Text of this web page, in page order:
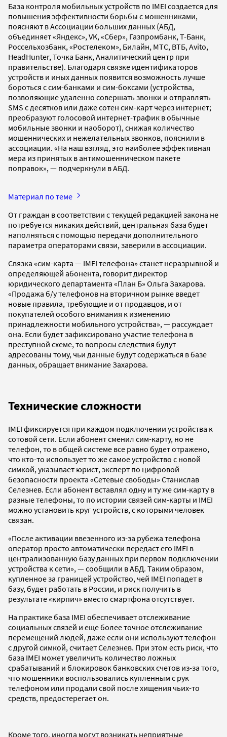
База контроля мобильных устройств по IMЕI создается для
повышения эффективности борьбы с мошенниками,
поясняют в Ассоциации больших данных (АБД,
объединяет «Яндекс», VK, «Сбер», Газпромбанк, Т-Банк,
Россельхозбанк, «Ростелеком», Билайн, МТС, ВТБ, Avito,
HeadHunter, Точка Банк, Аналитический центр при
правительстве). Благодаря связке идентификаторов
устройств и иных данных появится возможность лучше
бороться с сим-банками и сим-боксами (устройства,
позволяющие удаленно совершать звонки и отправлять
SMS с десятков или даже сотен сим-карт через интернет;
преобразуют голосовой интернет-трафик в обычные
мобильные звонки и наоборот), снижая количество
мошеннических и нежелательных звонков, пояснили в
ассоциации. «На наш взгляд, это наиболее эффективная
мера из принятых в антимошенническом пакете
поправок», — подчеркнули в АБД.
Материал по теме
От граждан в соответствии с текущей редакцией закона не
потребуется никаких действий, центральная база будет
наполняться с помощью передачи дополнительного
параметра операторами связи, заверили в ассоциации.
Связка «сим-карта — IMEI телефона» станет неразрывной и
определяющей абонента, говорит директор
юридического департамента «План Б» Ольга Захарова.
«Продажа б/у телефонов на вторичном рынке введет
новые правила, требующие и от продавцов, и от
покупателей особого внимания к изменению
принадлежности мобильного устройства», — рассуждает
она. Если будет зафиксировано участие телефона в
преступной схеме, то вопросы следствия будут
адресованы тому, чьи данные будут содержаться в базе
данных, обращает внимание Захарова.
Технические сложности
IMEI фиксируется при каждом подключении устройства к
сотовой сети. Если абонент сменил сим-карту, но не
телефон, то в общей системе все равно будет отражено,
что кто-то использует то же самое устройство с новой
симкой, указывает юрист, эксперт по цифровой
безопасности проекта «Сетевые свободы» Станислав
Селезнев. Если абонент вставлял одну и ту же сим-карту в
разные телефоны, то по истории связей сим-карты и IMEI
можно установить круг устройств, с которыми человек
связан.
«После активации ввезенного из-за рубежа телефона
оператор просто автоматически передаст его IMEI в
централизованную базу данных при первом подключении
устройства к сети», — сообщили в АБД. Таким образом,
купленное за границей устройство, чей IMEI попадет в
базу, будет работать в России, и риск получить в
результате «кирпич» вместо смартфона отсутствует.
На практике база IMEI обеспечивает отслеживание
социальных связей и еще более точное отслеживание
перемещений людей, даже если они используют телефон
с другой симкой, считает Селезнев. При этом есть риск, что
база IMEI может увеличить количество ложных
срабатываний и блокировок банковских счетов из-за того,
что мошенники воспользовались купленным с рук
телефоном или продали свой после хищения чьих-то
средств, предостерегает он.
Кроме того, иногда могут возникать неприятные